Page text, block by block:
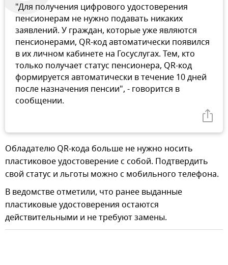
"Для получения цифрового удостоверения
пенсионерам не нужно подавать никаких
заявлений. У граждан, которые уже являются
пенсионерами, QR-код автоматически появился
в их личном кабинете на Госуслугах. Тем, кто
только получает статус пенсионера, QR-код
формируется автоматически в течение 10 дней
после назначения пенсии", - говорится в
сообщении.
Обладателю QR-кода больше не нужно носить
пластиковое удостоверение с собой. Подтвердить
свой статус и льготы можно с мобильного телефона.
В ведомстве отметили, что ранее выданные
пластиковые удостоверения остаются
действительными и не требуют замены.